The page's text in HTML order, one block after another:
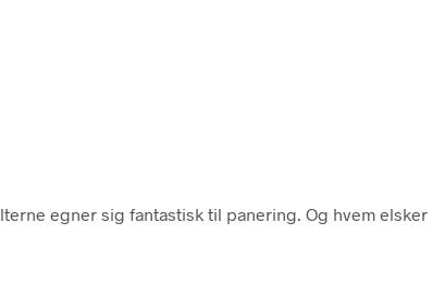
egner sig fantastisk til panering. Og hvem elsker